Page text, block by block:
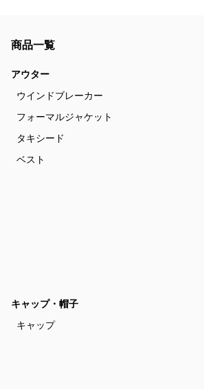
商品一覧
アウター
ウインドブレーカー
フォーマルジャケット
タキシード
ベスト
キャップ・帽子
キャップ